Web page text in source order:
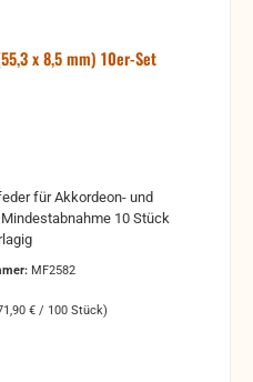
x 8,5 mm) 10er-Set
für Akkordeon- und
MF2582
€ / 100 Stück)